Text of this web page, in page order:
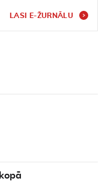
LASI E-ŽURNĀLU